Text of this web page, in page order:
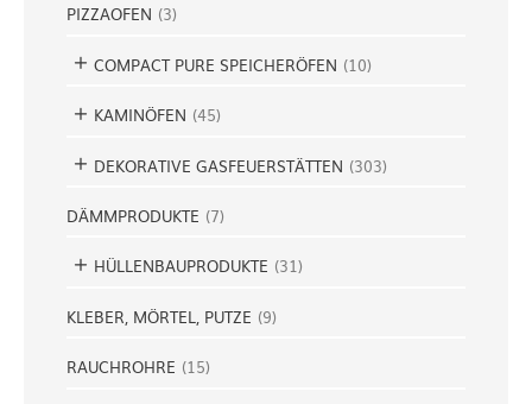
PIZZAOFEN (3)
COMPACT PURE SPEICHERÖFEN (10)
KAMINÖFEN (45)
DEKORATIVE GASFEUERSTÄTTEN (303)
DÄMMPRODUKTE (7)
HÜLLENBAUPRODUKTE (31)
KLEBER, MÖRTEL, PUTZE (9)
RAUCHROHRE (15)